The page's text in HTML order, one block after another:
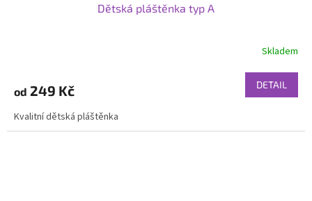
Dětská pláštěnka typ A
Skladem
od 249 Kč DETAIL
Kvalitní dětská pláštěnka